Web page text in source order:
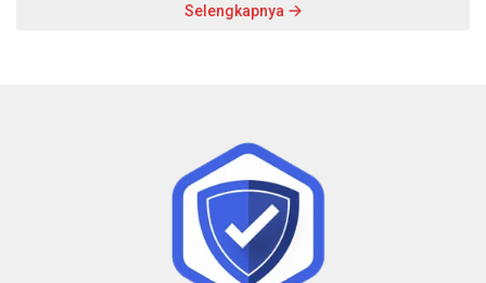
Selengkapnya